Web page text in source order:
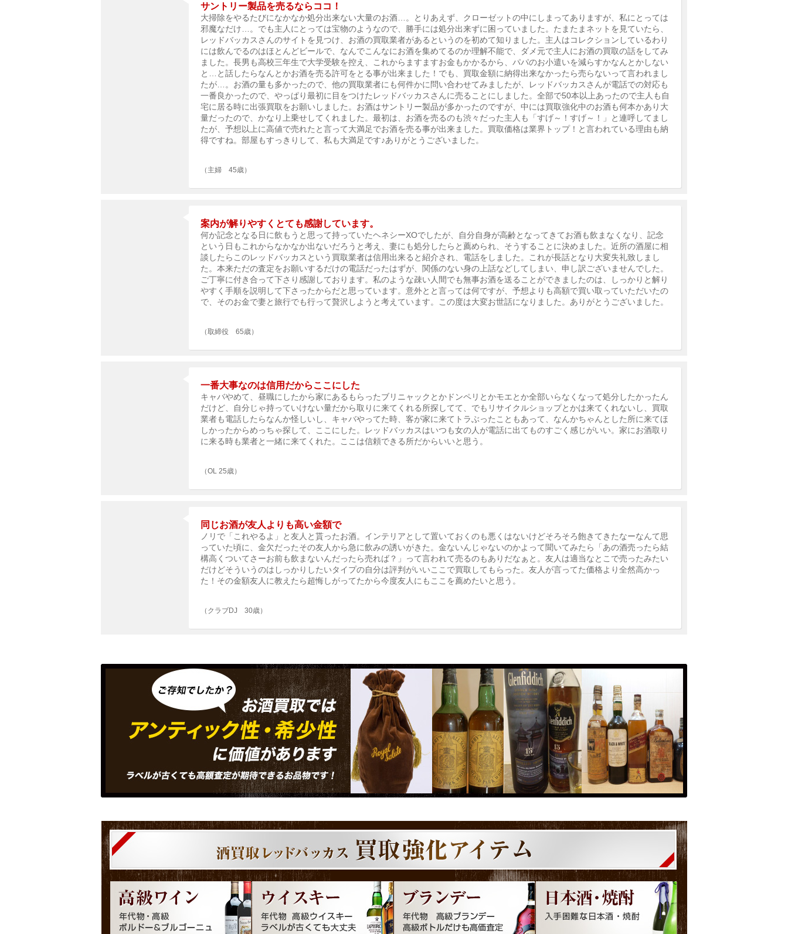
サントリー製品を売るならココ！
大掃除をやるたびになかなか処分出来ない大量のお酒…。とりあえず、クローゼットの中にしまってありますが、私にとっては
邪魔なだけ…。でも主人にとっては宝物のようなので、勝手には処分出来ずに困っていました。たまたまネットを見ていたら、
レッドバッカスさんのサイトを見つけ、お酒の買取業者があるというのを初めて知りました。主人はコレクションしているわり
には飲んでるのはほとんどビールで、なんでこんなにお酒を集めてるのか理解不能で、ダメ元で主人にお酒の買取の話をしてみ
ました。長男も高校三年生で大学受験を控え、これからますますお金もかかるから、パパのお小遣いを減らすかなんとかしない
と…と話したらなんとかお酒を売る許可をとる事が出来ました！でも、買取金額に納得出来なかったら売らないって言われまし
たが…。お酒の量も多かったので、他の買取業者にも何件かに問い合わせてみましたが、レッドバッカスさんが電話での対応も
一番良かったので、やっぱり最初に目をつけたレッドバッカスさんに売ることにしました。全部で50本以上あったので主人も自
宅に居る時に出張買取をお願いしました。お酒はサントリー製品が多かったのですが、中には買取強化中のお酒も何本かあり大
量だったので、かなり上乗せしてくれました。最初は、お酒を売るのも渋々だった主人も「すげ～！すげ～！」と連呼してまし
たが、予想以上に高値で売れたと言って大満足でお酒を売る事が出来ました。買取価格は業界トップ！と言われている理由も納
得ですね。部屋もすっきりして、私も大満足です♪ありがとうございました。
（主婦 45歳）
案内が解りやすくとても感謝しています。
何か記念となる日に飲もうと思って持っていたヘネシーXOでしたが、自分自身が高齢となってきてお酒も飲まなくなり、記念
という日もこれからなかなか出ないだろうと考え、妻にも処分したらと薦められ、そうすることに決めました。近所の酒屋に相
談したらこのレッドバッカスという買取業者は信用出来ると紹介され、電話をしました。これが長話となり大変失礼致しまし
た。本来ただの査定をお願いするだけの電話だったはずが、関係のない身の上話などしてしまい、申し訳ございませんでした。
ご丁寧に付き合って下さり感謝しております。私のような疎い人間でも無事お酒を送ることができましたのは、しっかりと解り
やすく手順を説明して下さったからだと思っています。意外とと言っては何ですが、予想よりも高額で買い取っていただいたの
で、そのお金で妻と旅行でも行って贅沢しようと考えています。この度は大変お世話になりました。ありがとうございました。
（取締役 65歳）
一番大事なのは信用だからここにした
キャバやめて、昼職にしたから家にあるもらったブリニャックとかドンペリとかモエとか全部いらなくなって処分したかったん
だけど、自分じゃ持っていけない量だから取りに来てくれる所探してて、でもリサイクルショップとかは来てくれないし、買取
業者も電話したらなんか怪しいし、キャバやってた時、客が家に来てトラぶったこともあって、なんかちゃんとした所に来てほ
しかったからめっちゃ探して、ここにした。レッドバッカスはいつも女の人が電話に出てものすごく感じがいい。家にお酒取り
に来る時も業者と一緒に来てくれた。ここは信頼できる所だからいいと思う。
（OL 25歳）
同じお酒が友人よりも高い金額で
ノリで「これやるよ」と友人と貰ったお酒。インテリアとして置いておくのも悪くはないけどそろそろ飽きてきたなーなんて思
っていた頃に、金欠だったその友人から急に飲みの誘いがきた。金ないんじゃないのかよって聞いてみたら「あの酒売ったら結
構高くついてさーお前も飲まないんだったら売れば？」って言われて売るのもありだなぁと。友人は適当なとこで売ったみたい
だけどそういうのはしっかりしたいタイプの自分は評判がいいここで買取してもらった。友人が言ってた価格より全然高かっ
た！その金額友人に教えたら超悔しがってたから今度友人にもここを薦めたいと思う。
（クラブDJ 30歳）